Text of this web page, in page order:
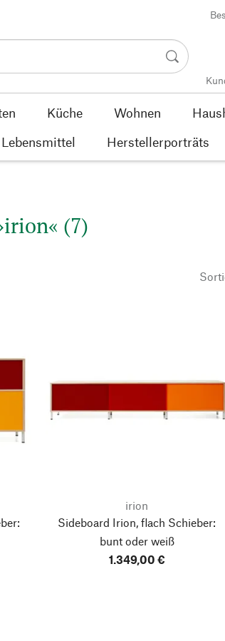
Küche Wohnen
Lebensmittel Herstellerporträts
(7)
irion
Sideboard Irion, flach Schieber:
bunt oder weiß
1.349,00 €